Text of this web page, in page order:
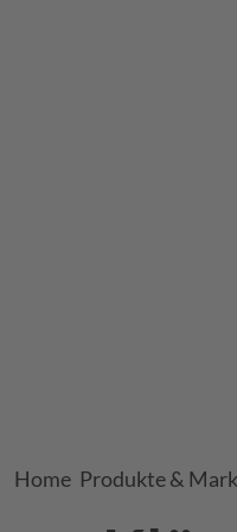
Breadcrumb
Home Produkte &